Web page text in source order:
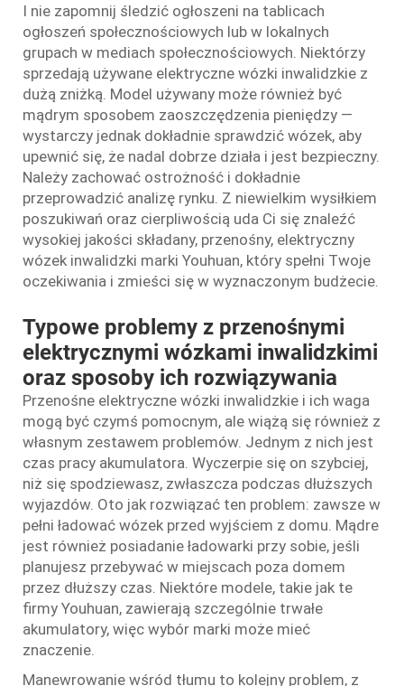
I nie zapomnij śledzić ogłoszeni na tablicach
ogłoszeń społecznościowych lub w lokalnych
grupach w mediach społecznościowych. Niektórzy
sprzedają używane elektryczne wózki inwalidzkie z
dużą zniżką. Model używany może również być
mądrym sposobem zaoszczędzenia pieniędzy —
wystarczy jednak dokładnie sprawdzić wózek, aby
upewnić się, że nadal dobrze działa i jest bezpieczny.
Należy zachować ostrożność i dokładnie
przeprowadzić analizę rynku. Z niewielkim wysiłkiem
poszukiwań oraz cierpliwością uda Ci się znaleźć
wysokiej jakości składany, przenośny, elektryczny
wózek inwalidzki marki Youhuan, który spełni Twoje
oczekiwania i zmieści się w wyznaczonym budżecie.
Typowe problemy z przenośnymi
elektrycznymi wózkami inwalidzkimi
oraz sposoby ich rozwiązywania
Przenośne elektryczne wózki inwalidzkie i ich waga
mogą być czymś pomocnym, ale wiążą się również z
własnym zestawem problemów. Jednym z nich jest
czas pracy akumulatora. Wyczerpie się on szybciej,
niż się spodziewasz, zwłaszcza podczas dłuższych
wyjazdów. Oto jak rozwiązać ten problem: zawsze w
pełni ładować wózek przed wyjściem z domu. Mądre
jest również posiadanie ładowarki przy sobie, jeśli
planujesz przebywać w miejscach poza domem
przez dłuższy czas. Niektóre modele, takie jak te
firmy Youhuan, zawierają szczególnie trwałe
akumulatory, więc wybór marki może mieć
znaczenie.
Manewrowanie wśród tłumu to kolejny problem, z